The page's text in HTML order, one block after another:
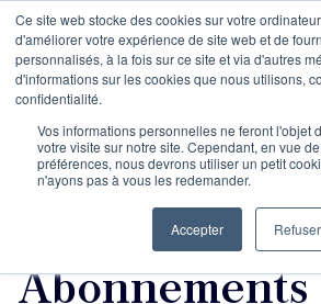
Ce site web stocke des cookies sur votre
d'améliorer votre expérience de site web et de
personnalisés, à la fois sur ce site et via d'autres
d'informations sur les cookies que nous utilisons,
confidentialité.
Vos informations personnelles ne feront l'objet
votre visite sur notre site. Cependant, en vue
préférences, nous devrons utiliser un petit
n'ayons pas à vous les redemander.
Accepter Refuser
La journée
auteurs de
(Objectif
Abonnements